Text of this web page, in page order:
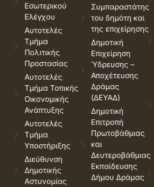
Εσωτερικού
Ελέγχου
Αυτοτελές
Τμήμα
Πολιτικής
Προστασίας
Αυτοτελές
Τμήμα Τοπικής
Οικονομικής
Ανάπτυξης
Αυτοτελές
Τμήμα
Υποστήριξης
Διεύθυνση
Δημοτικής
Αστυνομίας
Συμπαραστάτης
του δημότη και
της επιχείρησης
Δημοτική
Επιχείρηση
Ύδρευσης –
Αποχέτευσης
Δράμας
(ΔΕΥΑΔ)
Δημοτική
Επιτροπή
Πρωτοβάθμιας
και
Δευτεροβάθμιας
Εκπαίδευσης
Δήμου Δράμας